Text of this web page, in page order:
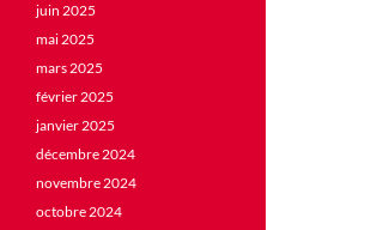
juin 2025
mai 2025
mars 2025
février 2025
janvier 2025
décembre 2024
novembre 2024
octobre 2024